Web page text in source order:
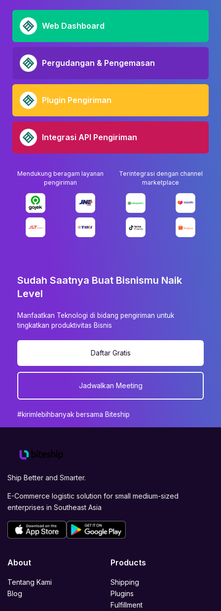
Web Dashboard
Pergudangan & Pengemasan
Plugin Pengiriman
Integrasi API Pengiriman
Mendukung beragam layanan
pengiriman
Terintegrasi dengan channel
marketplace
Sudah Saatnya Buat Bisnismu Naik
Level
Manfaatkan Teknologi di bidang pengiriman untuk
tingkatkan produktivitas Bisnis
Daftar Gratis
Jadwalkan Meeting
#kirimlebihbanyak bersama Biteship
Ship Better and Smarter.
E-Commerce logistic solution for small medium-sized
enterprises in Southeast Asia
About
Tentang Kami
Blog
Products
Shipping
Plugins
Fulfillment